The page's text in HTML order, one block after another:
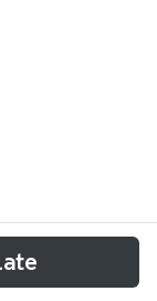
21
derechos,